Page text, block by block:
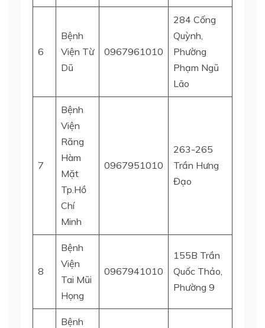
6
Bệnh
Viện Từ
Dũ
0967961010
284 Cống
Quỳnh,
Phường
Phạm Ngũ
Lão
7
Bệnh
Viện
Răng
Hàm
Mặt
Tp.Hồ
Chí
Minh
0967951010
263-265
Trần Hưng
Đạo
8
Bệnh
Viện
Tai Mũi
Họng
0967941010
155B Trần
Quốc Thảo,
Phường 9
Bệnh